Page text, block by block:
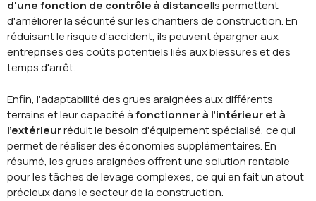
d'une fonction de contrôle à distanceIls permettent
d'améliorer la sécurité sur les chantiers de construction. En
réduisant le risque d'accident, ils peuvent épargner aux
entreprises des coûts potentiels liés aux blessures et des
temps d'arrêt.
Enfin, l'adaptabilité des grues araignées aux différents
terrains et leur capacité àfonctionner à l'intérieur et à
l'extérieurréduit le besoin d'équipement spécialisé, ce qui
permet de réaliser des économies supplémentaires. En
résumé, les grues araignées offrent une solution rentable
pour les tâches de levage complexes, ce qui en fait un atout
précieux dans le secteur de la construction.